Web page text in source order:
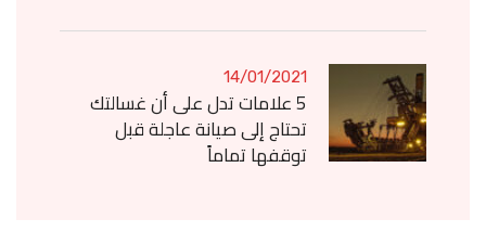
14/01/2021
5 علامات تدل على أن غسالتك
تحتاج إلى صيانة عاجلة قبل
توقفها تماماً